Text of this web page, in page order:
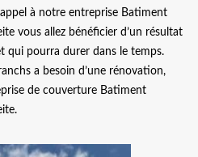
à notre entreprise Batiment
vous allez bénéficier d’un résultat
qui pourra durer dans le temps.
a besoin d’une rénovation,
de couverture Batiment